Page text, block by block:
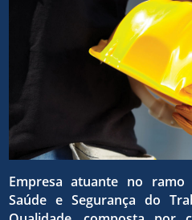
a
Empresa atuante no ramo
Saúde e Segurança do